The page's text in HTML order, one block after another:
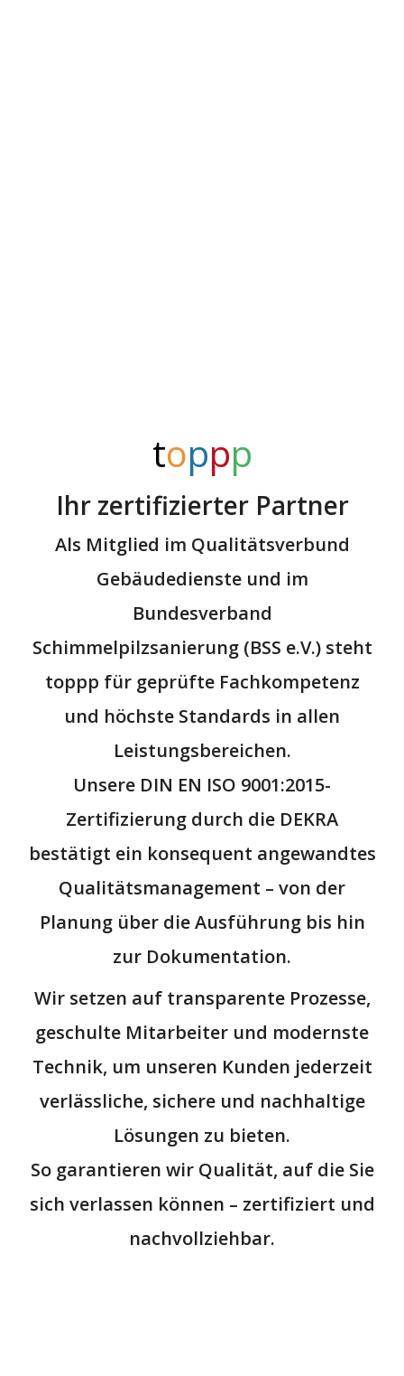
toppp
Ihr zertifizierter Partner
Als Mitglied im Qualitätsverbund
Gebäudediensteund im
Bundesverband
Schimmelpilzsanierung (BSS e.V.)steht
toppp für geprüfte Fachkompetenz
und höchste Standards in allen
Leistungsbereichen.
Unsere DIN EN ISO 9001:2015-
Zertifizierung durch die DEKRA
bestätigt ein konsequent angewandtes
Qualitätsmanagement – von der
Planung über die Ausführung bis hin
zur Dokumentation.
Wir setzen auf transparente Prozesse,
geschulte Mitarbeiter und modernste
Technik, um unseren Kunden jederzeit
verlässliche, sichere und nachhaltige
Lösungen zu bieten.
So garantieren wir Qualität, auf die Sie
sich verlassen können – zertifiziert und
nachvollziehbar.